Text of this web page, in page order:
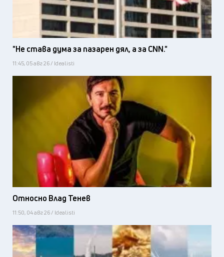
"Не става дума за пазарен дял, а за CNN."
11:45, 05 авг 26 / Idealisti
Относно Влад Тенев
11:50, 04 авг 26 / Idealisti